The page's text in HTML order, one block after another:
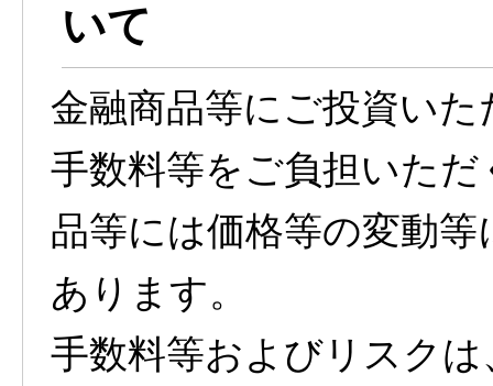
いて
金融商品等にご投資い
手数料等をご負担いた
品等には価格等の変動
あります。
手数料等およびリスク